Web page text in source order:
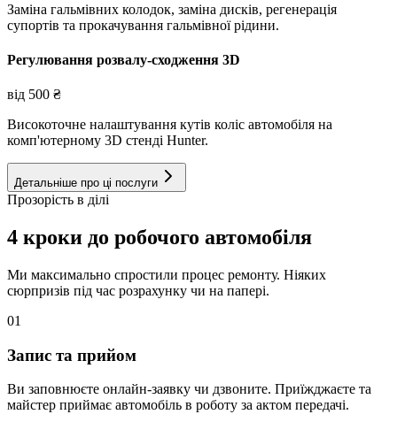
Заміна гальмівних колодок, заміна дисків, регенерація
супортів та прокачування гальмівної рідини.
Регулювання розвалу-сходження 3D
від 500 ₴
Високоточне налаштування кутів коліс автомобіля на
комп'ютерному 3D стенді Hunter.
Детальніше про ці послуги
Прозорість в ділі
4 кроки до робочого автомобіля
Ми максимально спростили процес ремонту. Ніяких
сюрпризів під час розрахунку чи на папері.
01
Запис та прийом
Ви заповнюєте онлайн-заявку чи дзвоните. Приїжджаєте та
майстер приймає автомобіль в роботу за актом передачі.